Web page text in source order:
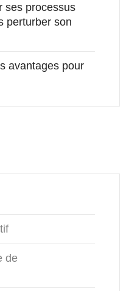
ses processus
perturber son
avantages pour
de